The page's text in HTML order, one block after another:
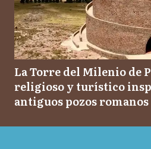
La Torre del Milenio de
religioso y turístico
antiguos pozos romanos